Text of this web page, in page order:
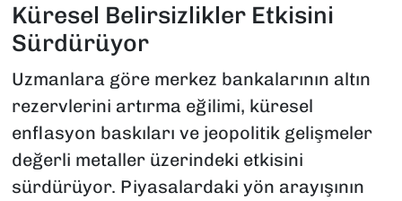
Küresel Belirsizlikler Etkisini
Sürdürüyor
Uzmanlara göre merkez bankalarının altın
rezervlerini artırma eğilimi, küresel
enflasyon baskıları ve jeopolitik gelişmeler
değerli metaller üzerindeki etkisini
sürdürüyor. Piyasalardaki yön arayışının